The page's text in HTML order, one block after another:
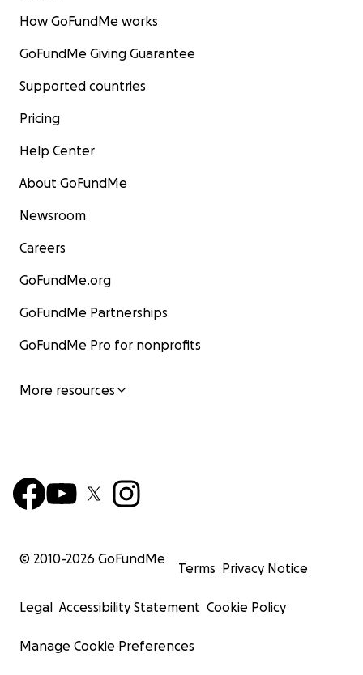
How GoFundMe works
GoFundMe Giving Guarantee
Supported countries
Pricing
Help Center
About GoFundMe
Newsroom
Careers
GoFundMe.org
GoFundMe Partnerships
GoFundMe Pro for nonprofits
More resources
© 2010-2026 GoFundMe
Terms Privacy Notice
Legal Accessibility Statement Cookie Policy
Manage Cookie Preferences